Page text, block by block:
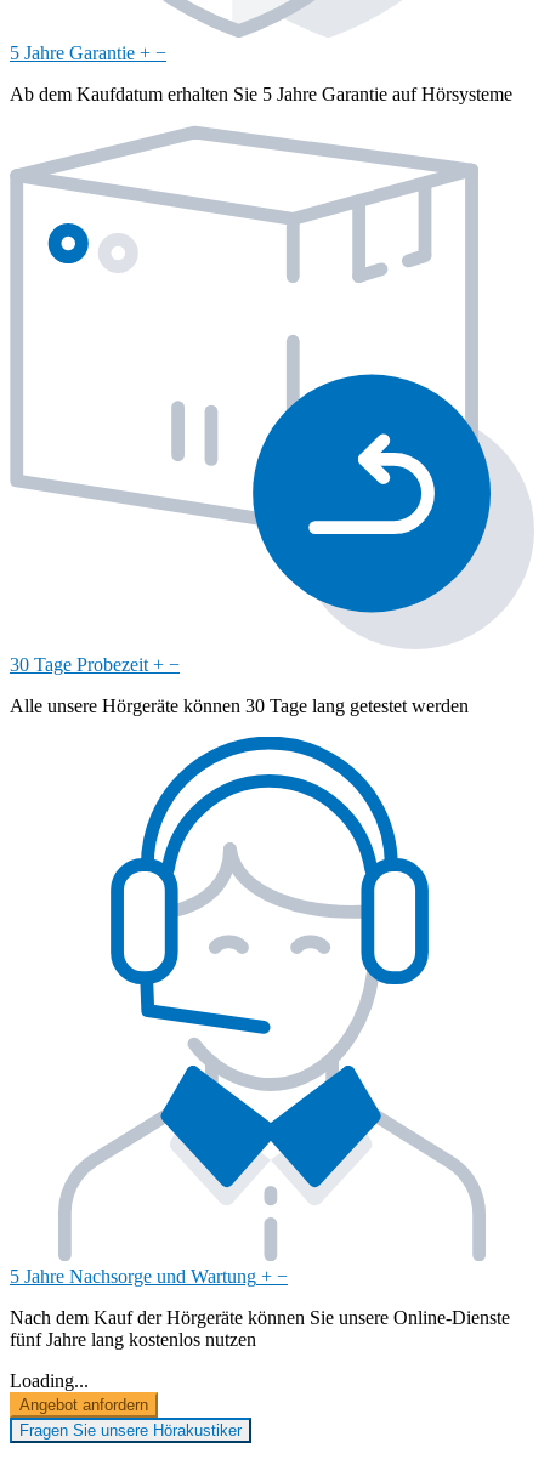
5 Jahre Garantie + −
Ab dem Kaufdatum erhalten Sie 5 Jahre Garantie auf Hörsysteme
30 Tage Probezeit + −
Alle unsere Hörgeräte können 30 Tage lang getestet werden
5 Jahre Nachsorge und Wartung + −
Nach dem Kauf der Hörgeräte können Sie unsere Online-Dienste
fünf Jahre lang kostenlos nutzen
Loading...
Angebot anfordern
Fragen Sie unsere Hörakustiker